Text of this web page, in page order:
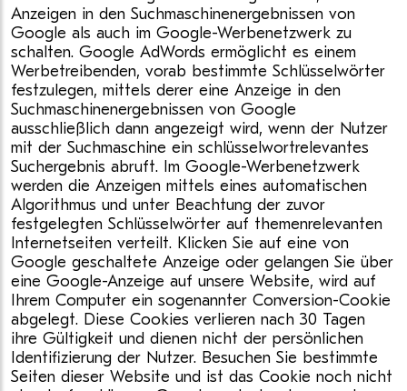
Anzeigen in den Suchmaschinenergebnissen von
Google als auch im Google-Werbenetzwerk zu
schalten. Google AdWords ermöglicht es einem
Werbetreibenden, vorab bestimmte Schlüsselwörter
festzulegen, mittels derer eine Anzeige in den
Suchmaschinenergebnissen von Google
ausschließlich dann angezeigt wird, wenn der Nutzer
mit der Suchmaschine ein schlüsselwortrelevantes
Suchergebnis abruft. Im Google-Werbenetzwerk
werden die Anzeigen mittels eines automatischen
Algorithmus und unter Beachtung der zuvor
festgelegten Schlüsselwörter auf themenrelevanten
Internetseiten verteilt. Klicken Sie auf eine von
Google geschaltete Anzeige oder gelangen Sie über
eine Google-Anzeige auf unsere Website, wird auf
Ihrem Computer ein sogenannter Conversion-Cookie
abgelegt. Diese Cookies verlieren nach 30 Tagen
ihre Gültigkeit und dienen nicht der persönlichen
Identifizierung der Nutzer. Besuchen Sie bestimmte
Seiten dieser Website und ist das Cookie noch nicht